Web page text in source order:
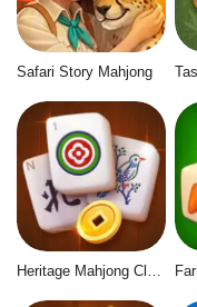
Safari Story Mahjong